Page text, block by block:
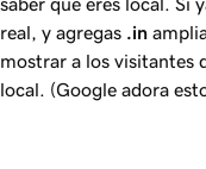
real, y agregas .in
mostrar a los visitantes
local. (Google adora